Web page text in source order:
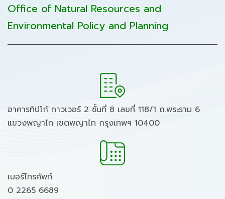
Office of Natural Resources and
Environmental Policy and Planning
อาคารทิปโก้ ทาวเวอร์ 2 ชั้นที่ 8 เลขที่ 118/1 ถ.พระราม 6
แขวงพญาไท เขตพญาไท กรุงเทพฯ 10400
เบอร์โทรศัพท์
0 2265 6689